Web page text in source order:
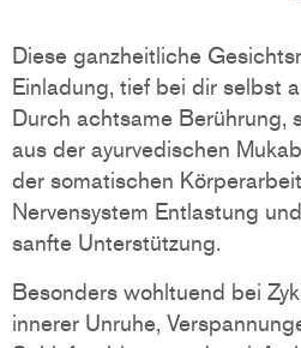
Diese ganzheitliche
Einladung, tief bei dir selbst
Durch achtsame Berührung,
aus der ayurvedischen
der somatischen
Nervensystem Entlastung
sanfte Unterstützung.
Besonders wohltuend bei
innerer Unruhe,